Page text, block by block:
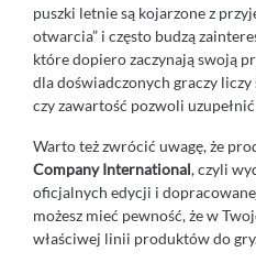
puszki letnie są kojarzone z
otwarcia” i często budzą
które dopiero zaczynają swoją
dla doświadczonych graczy
czy zawartość pozwoli
Warto też zwrócić uwagę, że
Company International, czyli
oficjalnych edycji i
możesz mieć pewność, że w
właściwej linii produktów do